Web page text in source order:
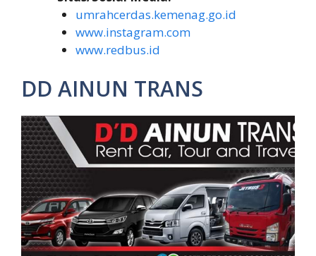
umrahcerdas.kemenag.go.id
www.instagram.com
www.redbus.id
DD AINUN TRANS